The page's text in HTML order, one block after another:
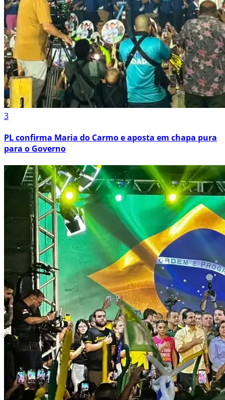
3
PL confirma Maria do Carmo e aposta em chapa pura
para o Governo